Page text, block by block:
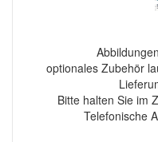
optionales Zubehör
Bitte halten Sie im
Telefonische